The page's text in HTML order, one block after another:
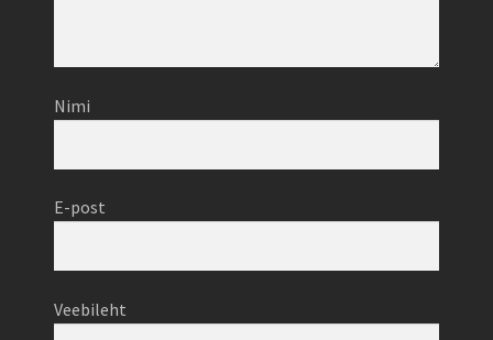
Nimi
E-post
Veebileht